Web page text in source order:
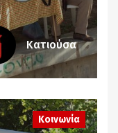
Κατιούσα
Κοινωνία